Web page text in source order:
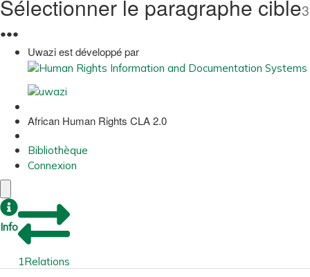
Sélectionner le paragraphe cible3
●●●
Uwazi est développé par
African Human Rights CLA 2.0
Bibliothèque
Connexion
Info
1Relations